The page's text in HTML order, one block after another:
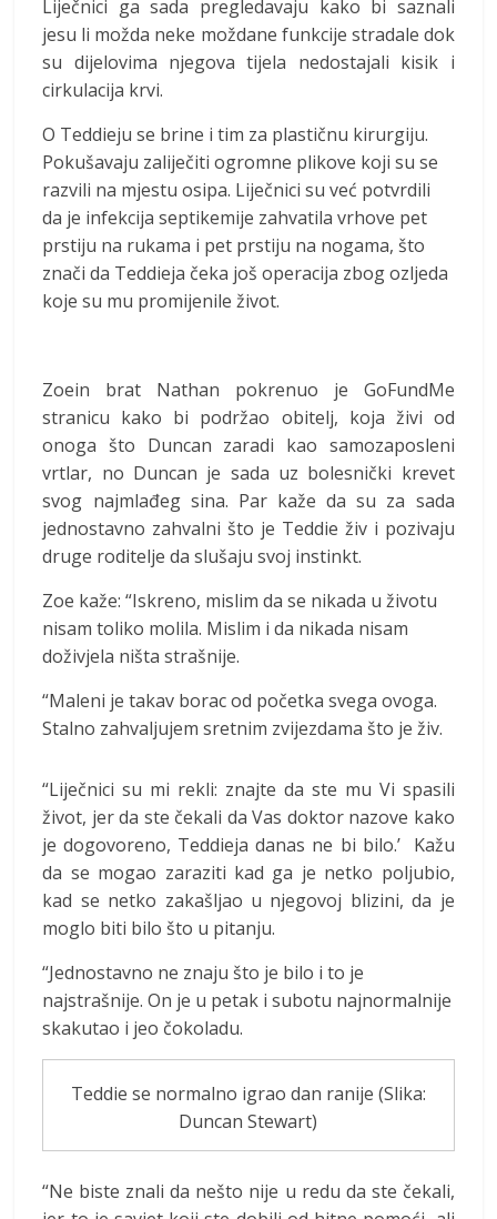
Liječnici ga sada pregledavaju kako bi saznali
jesu li možda neke moždane funkcije stradale dok
su dijelovima njegova tijela nedostajali kisik i
cirkulacija krvi.
O Teddieju se brine i tim za plastičnu kirurgiju.
Pokušavaju zaliječiti ogromne plikove koji su se
razvili na mjestu osipa. Liječnici su već potvrdili
da je infekcija septikemije zahvatila vrhove pet
prstiju na rukama i pet prstiju na nogama, što
znači da Teddieja čeka još operacija zbog ozljeda
koje su mu promijenile život.
Zoein brat Nathan pokrenuo je GoFundMe
stranicu kako bi podržao obitelj, koja živi od
onoga što Duncan zaradi kao samozaposleni
vrtlar, no Duncan je sada uz bolesnički krevet
svog najmlađeg sina. Par kaže da su za sada
jednostavno zahvalni što je Teddie živ i pozivaju
druge roditelje da slušaju svoj instinkt.
Zoe kaže: “Iskreno, mislim da se nikada u životu
nisam toliko molila. Mislim i da nikada nisam
doživjela ništa strašnije.
“Maleni je takav borac od početka svega ovoga.
Stalno zahvaljujem sretnim zvijezdama što je živ.
“Liječnici su mi rekli: znajte da ste mu Vi spasili
život, jer da ste čekali da Vas doktor nazove kako
je dogovoreno, Teddieja danas ne bi bilo.’ Kažu
da se mogao zaraziti kad ga je netko poljubio,
kad se netko zakašljao u njegovoj blizini, da je
moglo biti bilo što u pitanju.
“Jednostavno ne znaju što je bilo i to je
najstrašnije. On je u petak i subotu najnormalnije
skakutao i jeo čokoladu.
Teddie se normalno igrao dan ranije (Slika:
Duncan Stewart)
“Ne biste znali da nešto nije u redu da ste čekali,